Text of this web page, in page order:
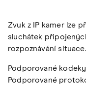
Zvuk z IP kamer lze
sluchátek
rozpoznávání situace.
Podporované kodeky:
Podporované